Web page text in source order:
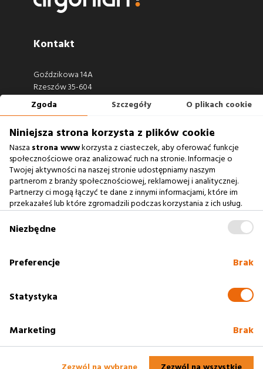
Kontakt
Goździkowa 14A
Rzeszów 35-604
Zobacz również
Agencja Interaktywna
Baza Wiedzy
Polityka cookies
Interaktywna Rzeszów
Zgoda Szczegóły O plikach cookie
Niniejsza strona korzysta z plików cookie
Nasza strona wwwkorzysta z ciasteczek, aby oferować funkcje
społecznościowe oraz analizować ruch na stronie. Informacje o
Twojej aktywności na naszej stronie udostępniamy naszym
partnerom z branży społecznościowej, reklamowej i analitycznej.
Partnerzy ci mogą łączyć te dane z innymi informacjami, które im
przekazałeś lub które zgromadzili podczas korzystania z ich usług.
na prawidłowe działanie serwisu
Niezbędne
Preferencje Brak
Statystyka
Marketing Brak